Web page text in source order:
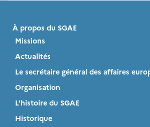
À propos du SGAE
Missions
Actualités
Le secrétaire général des affaires
Organisation
L'histoire du SGAE
Historique